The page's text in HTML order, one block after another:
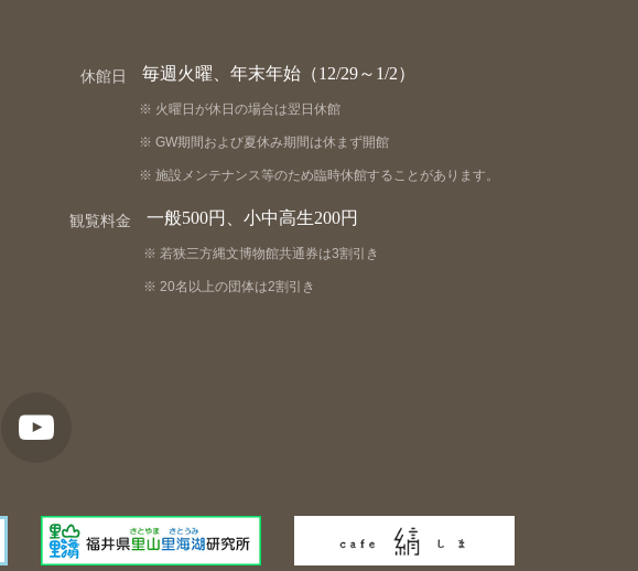
休館日 毎週火曜、年末年始（12/29～1/2）
火曜日が休日の場合は翌日休館
GW期間および夏休み期間は休まず開館
施設メンテナンス等のため臨時休館することがあります。
観覧料金 一般500円、小中高生200円
若狭三方縄文博物館共通券は3割引き
20名以上の団体は2割引き